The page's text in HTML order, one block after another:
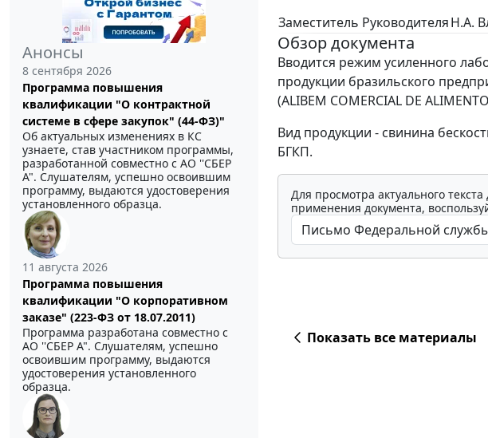
Анонсы
8 сентября 2026
Программа повышения
квалификации "О контрактной
системе в сфере закупок" (44-ФЗ)"
Об актуальных изменениях в КС
узнаете, став участником программы,
разработанной совместно с АО ''СБЕР
А". Слушателям, успешно освоившим
программу, выдаются удостоверения
установленного образца.
11 августа 2026
Программа повышения
квалификации "О корпоративном
заказе" (223-ФЗ от 18.07.2011)
Программа разработана совместно с
АО ''СБЕР А". Слушателям, успешно
освоившим программу, выдаются
удостоверения установленного
образца.
Заместитель РуководителяН.А.
Обзор документа
Вводится режим усиленного
продукции бразильского
(ALIBEM COMERCIAL DE
Вид продукции - свинина
БГКП.
Для просмотра актуального
применения документа,
Показать все материалы